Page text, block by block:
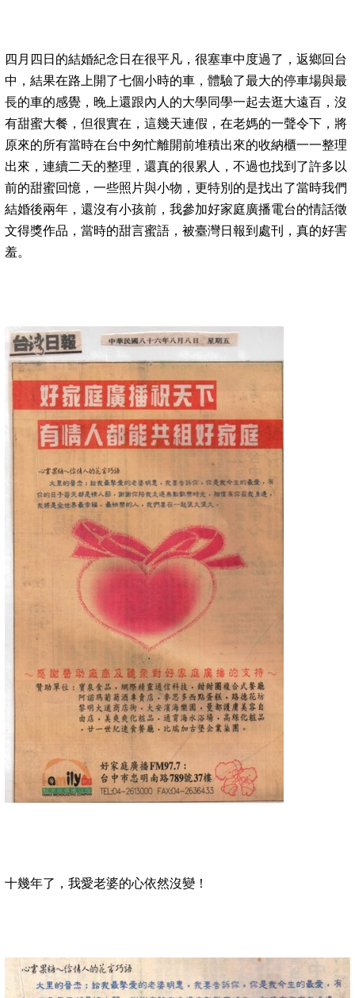
四月四日的結婚紀念日在很平凡，很塞車中度過了，返鄉回台
中，結果在路上開了七個小時的車，體驗了最大的停車場與最
長的車的感覺，晚上還跟內人的大學同學一起去逛大遠百，沒
有甜蜜大餐，但很實在，這幾天連假，在老媽的一聲令下，將
原來的所有當時在台中匆忙離開前堆積出來的收納櫃一一整理
出來，連續二天的整理，還真的很累人，不過也找到了許多以
前的甜蜜回憶，一些照片與小物，更特別的是找出了當時我們
結婚後兩年，還沒有小孩前，我參加好家庭廣播電台的情話徵
文得獎作品，當時的甜言蜜語，被臺灣日報到處刊，真的好害
羞。
十幾年了，我愛老婆的心依然沒變！